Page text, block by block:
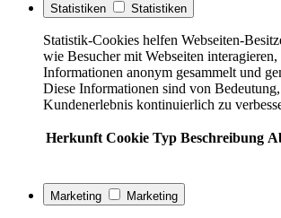
Statistiken Statistiken
Statistik-Cookies helfen Webseiten-
wie Besucher mit Webseiten interagieren,
Informationen anonym gesammelt und
Diese Informationen sind von
Kundenerlebnis kontinuierlich zu
Herkunft Cookie Typ Beschreibung
Marketing Marketing